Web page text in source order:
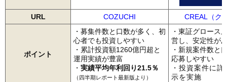
URL COZUCHI CREAL（ク
ポイント
・募集件数と口数が多く、初
心者でも投資しやすい
・累計投資額1260億円超と
運用実績が豊富
・ 実績平均年利回り21.5％
（四半期レポート最新版より）
・東証グロース
営し、安定性が
・新規案件数と
応募しやすい
・投資案件に
示を実施